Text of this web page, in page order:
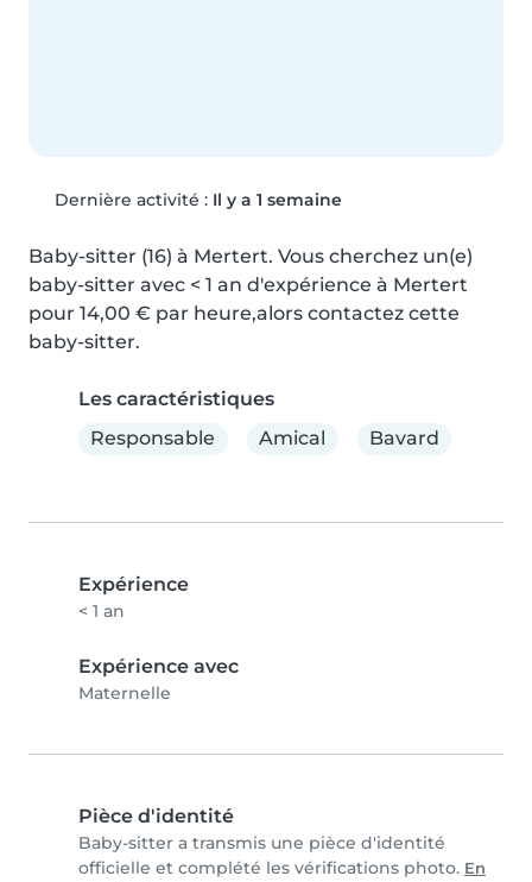
Dernière activité : Il y a 1 semaine
Baby-sitter (16) à Mertert. Vous cherchez un(e)
baby-sitter avec < 1 an d'expérience à Mertert
pour 14,00 € par heure,alors contactez cette
baby-sitter.
Les caractéristiques
Responsable
Amical Bavard
Expérience
< 1 an
Expérience avec
Maternelle
Pièce d'identité
Baby-sitter a transmis une pièce d'identité
officielle et complété les vérifications photo. En